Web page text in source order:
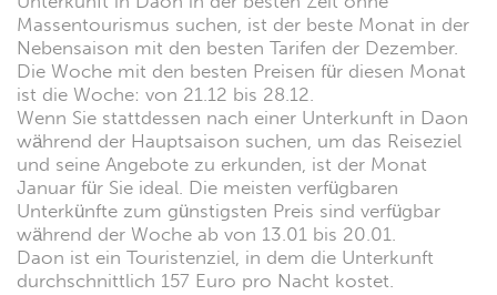
Massentourismus suchen, ist der beste Monat in der
Nebensaison mit den besten Tarifen der Dezember.
Die Woche mit den besten Preisen für diesen Monat
ist die Woche: von 21.12 bis 28.12.
Wenn Sie stattdessen nach einer Unterkunft in Daon
während der Hauptsaison suchen, um das Reiseziel
und seine Angebote zu erkunden, ist der Monat
Januar für Sie ideal. Die meisten verfügbaren
Unterkünfte zum günstigsten Preis sind verfügbar
während der Woche ab von 13.01 bis 20.01.
Daon ist ein Touristenziel, in dem die Unterkunft
durchschnittlich 157 Euro pro Nacht kostet.